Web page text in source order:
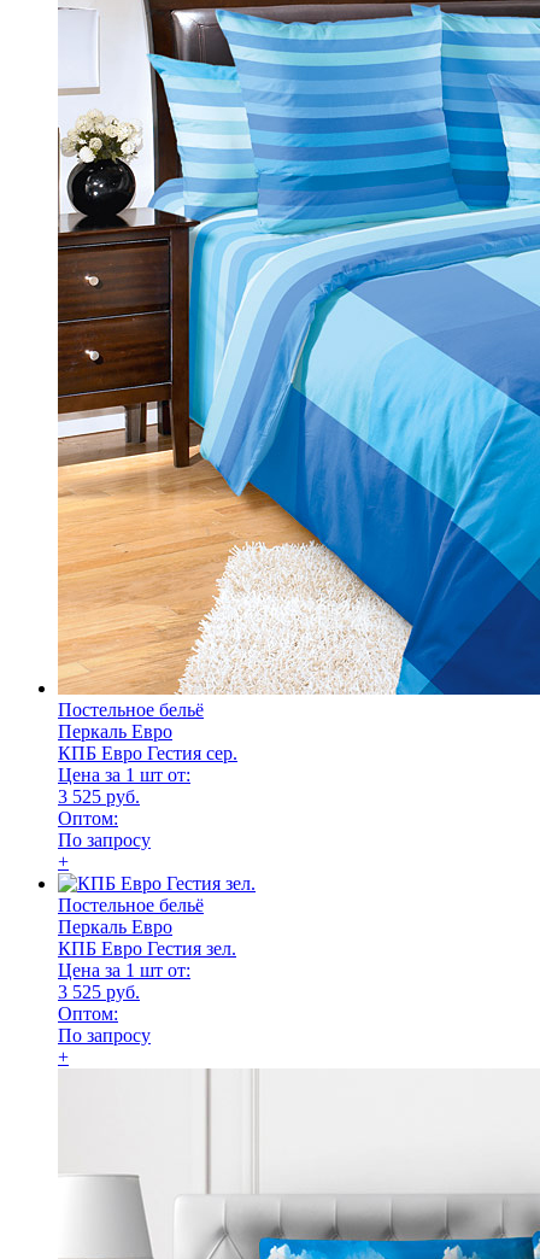
Постельное бельё
Перкаль Евро
КПБ Евро Гестия сер.
Цена за 1 шт от:
3 525 руб.
Оптом:
По запросу
+
Постельное бельё
Перкаль Евро
КПБ Евро Гестия зел.
Цена за 1 шт от:
3 525 руб.
Оптом:
По запросу
+